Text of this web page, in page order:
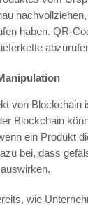
haben. QR-
von Blockchain
Blockchain
ein Produkt
bei, dass
auswirken.
wie